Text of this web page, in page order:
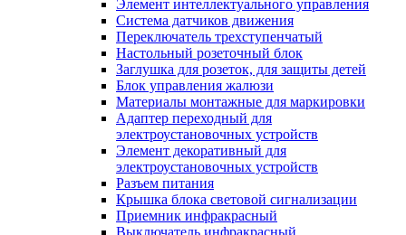
Элемент интеллектуального управления
Система датчиков движения
Переключатель трехступенчатый
Настольный розеточный блок
Заглушка для розеток, для защиты детей
Блок управления жалюзи
Материалы монтажные для маркировки
Адаптер переходный для
электроустановочных устройств
Элемент декоративный для
электроустановочных устройств
Разъем питания
Крышка блока световой сигнализации
Приемник инфракрасный
Выключатель инфракрасный